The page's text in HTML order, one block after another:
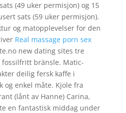
(49 uker permisjon) og 15
sats (59 uker permisjon).
og matopplevelser for den
Real massage porn sex
new dating sites tre
bränsle. Matic-
deilig fersk kaffe i
og enkel måte. Kjole fra
(lånt av Hanne) Carina,
en fantastisk middag under